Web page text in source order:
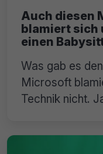
Auch diesen
blamiert sich
einen
Was gab es
Microsoft
Technik nicht.